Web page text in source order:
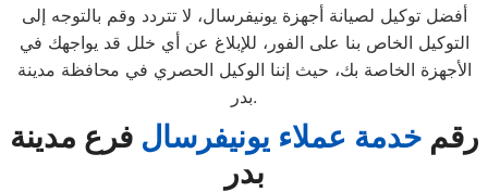
أفضل توكيل لصيانة أجهزة يونيفرسال، لا تتردد وقم بالتوجه إلى
التوكيل الخاص بنا على الفور، للإبلاغ عن أي خلل قد يواجهك في
الأجهزة الخاصة بك، حيث إننا الوكيل الحصري في محافظة مدينة
بدر.
رقم خدمة عملاء يونيفرسال فرع مدينة
بدر